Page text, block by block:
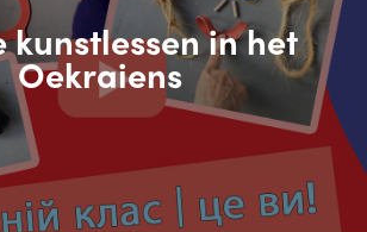
kunstlessen in het
Oekraiens